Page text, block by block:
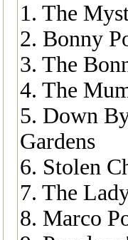
1. The
2. Bonny
3. The
4. The
5. Down
Gardens
6. Stolen
7. The
8. Marco